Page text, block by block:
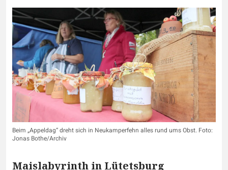
Beim „Appeldag“ dreht sich in Neukamperfehn alles rund ums Obst. Foto:
Jonas Bothe/Archiv
Maislabyrinth in Lütetsburg